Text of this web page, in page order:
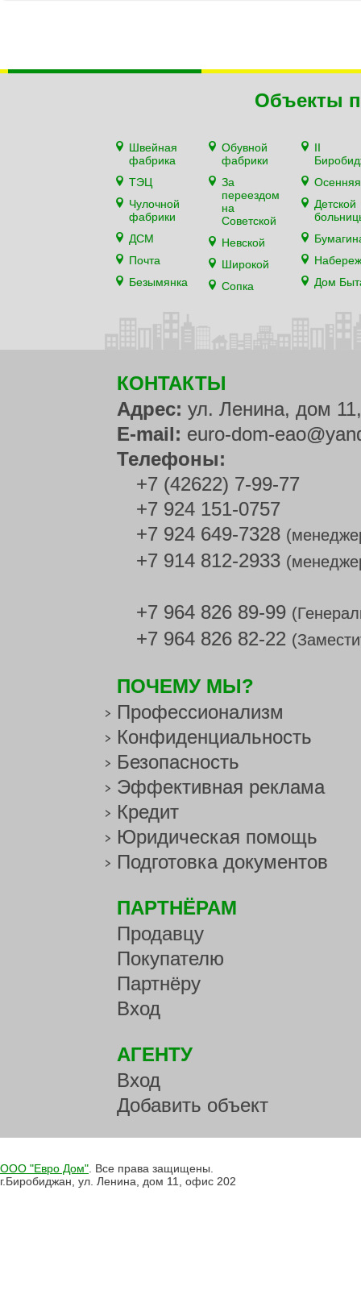
Объекты
Швейная
фабрика
ТЭЦ
Чулочной
фабрики
ДСМ
Почта
Безымянка
Обувной
фабрики
За
переездом
на
Советской
Невской
Широкой
Сопка
II
Осенняя
Детской
Дом
КОНТАКТЫ
Адрес: ул. Ленина, дом
E-mail: euro-dom-
Телефоны:
+7 (42622) 7-99-77
+7 924 151-0757
+7 924 649-7328
+7 914 812-2933
+7 964 826 89-99
+7 964 826 82-22
ПОЧЕМУ МЫ?
Профессионализм
Конфиденциальность
Безопасность
Эффективная реклама
Кредит
Юридическая помощь
Подготовка документов
ПАРТНЁРАМ
Продавцу
Покупателю
Партнёру
Вход
АГЕНТУ
Вход
Добавить объект
ООО "Евро Дом" . Все права защищены.
г.Биробиджан, ул. Ленина, дом 11, офис 202